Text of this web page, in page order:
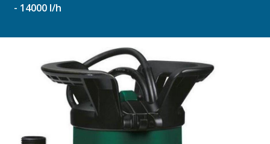
- 14000 l/h